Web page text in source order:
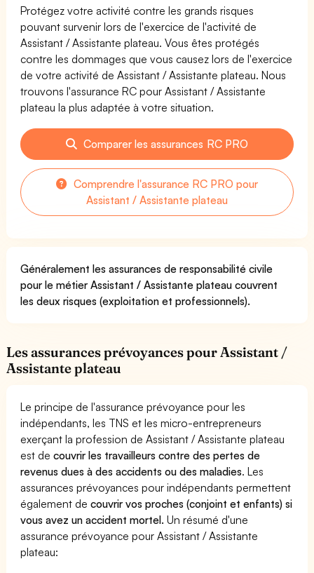
Protégez votre activité contre les grands risques
pouvant survenir lors de l'exercice de l'activité de
Assistant / Assistante plateau. Vous êtes protégés
contre les dommages que vous causez lors de l'exercice
de votre activité de Assistant / Assistante plateau. Nous
trouvons l'assurance RC pour Assistant / Assistante
plateau la plus adaptée à votre situation.
Comparer les assurances RC PRO
Comprendre l'assurance RC PRO pour
Assistant / Assistante plateau
Généralement les assurances de responsabilité civile
pour le métier Assistant / Assistante plateau couvrent
les deux risques (exploitation et professionnels).
Les assurances prévoyances pour Assistant /
Assistante plateau
Le principe de l'assurance prévoyance pour les
indépendants, les TNS et les micro-entrepreneurs
exerçant la profession de Assistant / Assistante plateau
est decouvrir les travailleurs contre des pertes de
revenus dues à des accidents ou des maladies. Les
assurances prévoyances pour indépendants permettent
également decouvrir vos proches (conjoint et enfants) si
vous avez un accident mortel. Un résumé d'une
assurance prévoyance pour Assistant / Assistante
plateau: